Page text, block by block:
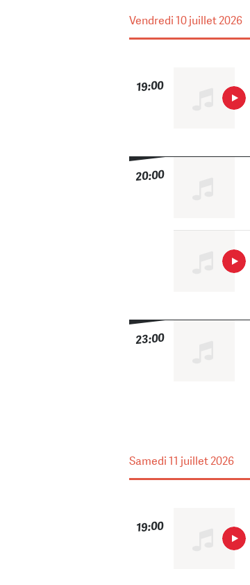
Vendredi10 juillet 2026
19:00
20:00
23:00
Samedi11 juillet 2026
19:00